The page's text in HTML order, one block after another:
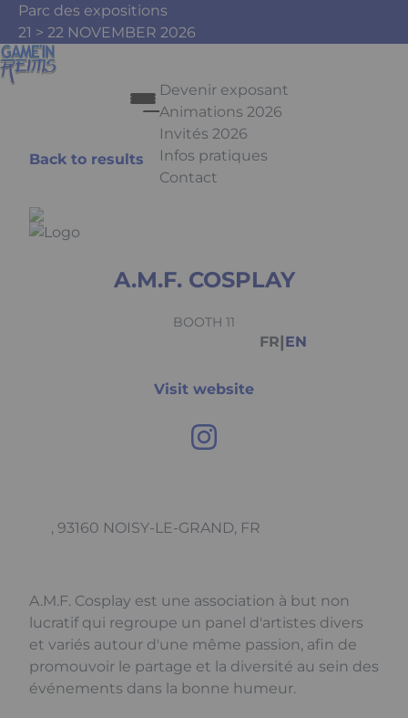
Skip to main content
Parc des expositions
21 > 22 NOVEMBER 2026
Devenir exposant
Animations 2026
Invités 2026
Infos pratiques
Contact
FacebookInstagram
FR|EN
Back to results
A.M.F. COSPLAY
BOOTH 11
Visit website
, 93160 NOISY-LE-GRAND, FR
A.M.F. Cosplay est une association à but non
lucratif qui regroupe un panel d'artistes divers
et variés autour d'une même passion, afin de
promouvoir le partage et la diversité au sein des
événements dans la bonne humeur.
Cookies management panel